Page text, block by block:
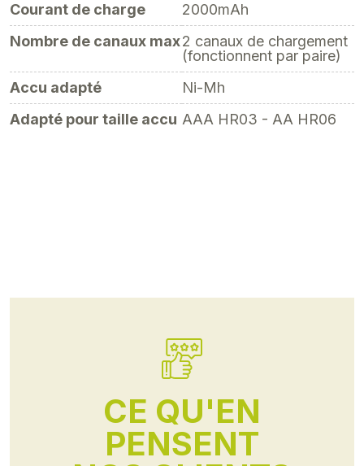
Courant de charge
2000mAh
Nombre de canaux max2 canaux de chargement
(fonctionnent par paire)
Accu adapté
Ni-Mh
Adapté pour taille accu AAA HR03 - AA HR06
CE QU'EN
PENSENT